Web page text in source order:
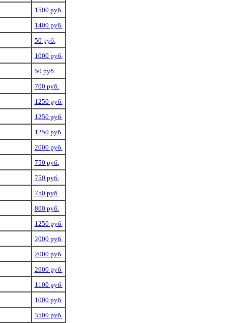
1500 руб.
1400 руб.
50 руб.
1000 руб.
50 руб.
700 руб.
1250 руб.
1250 руб.
1250 руб.
2000 руб.
750 руб.
750 руб.
750 руб.
800 руб.
1250 руб.
2000 руб.
2000 руб.
2000 руб.
1100 руб.
1000 руб.
3500 руб.